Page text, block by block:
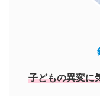
子どもの異変に